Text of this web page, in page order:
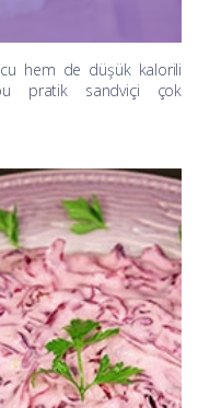
hem de düşük kalorili
pratik sandviçi çok